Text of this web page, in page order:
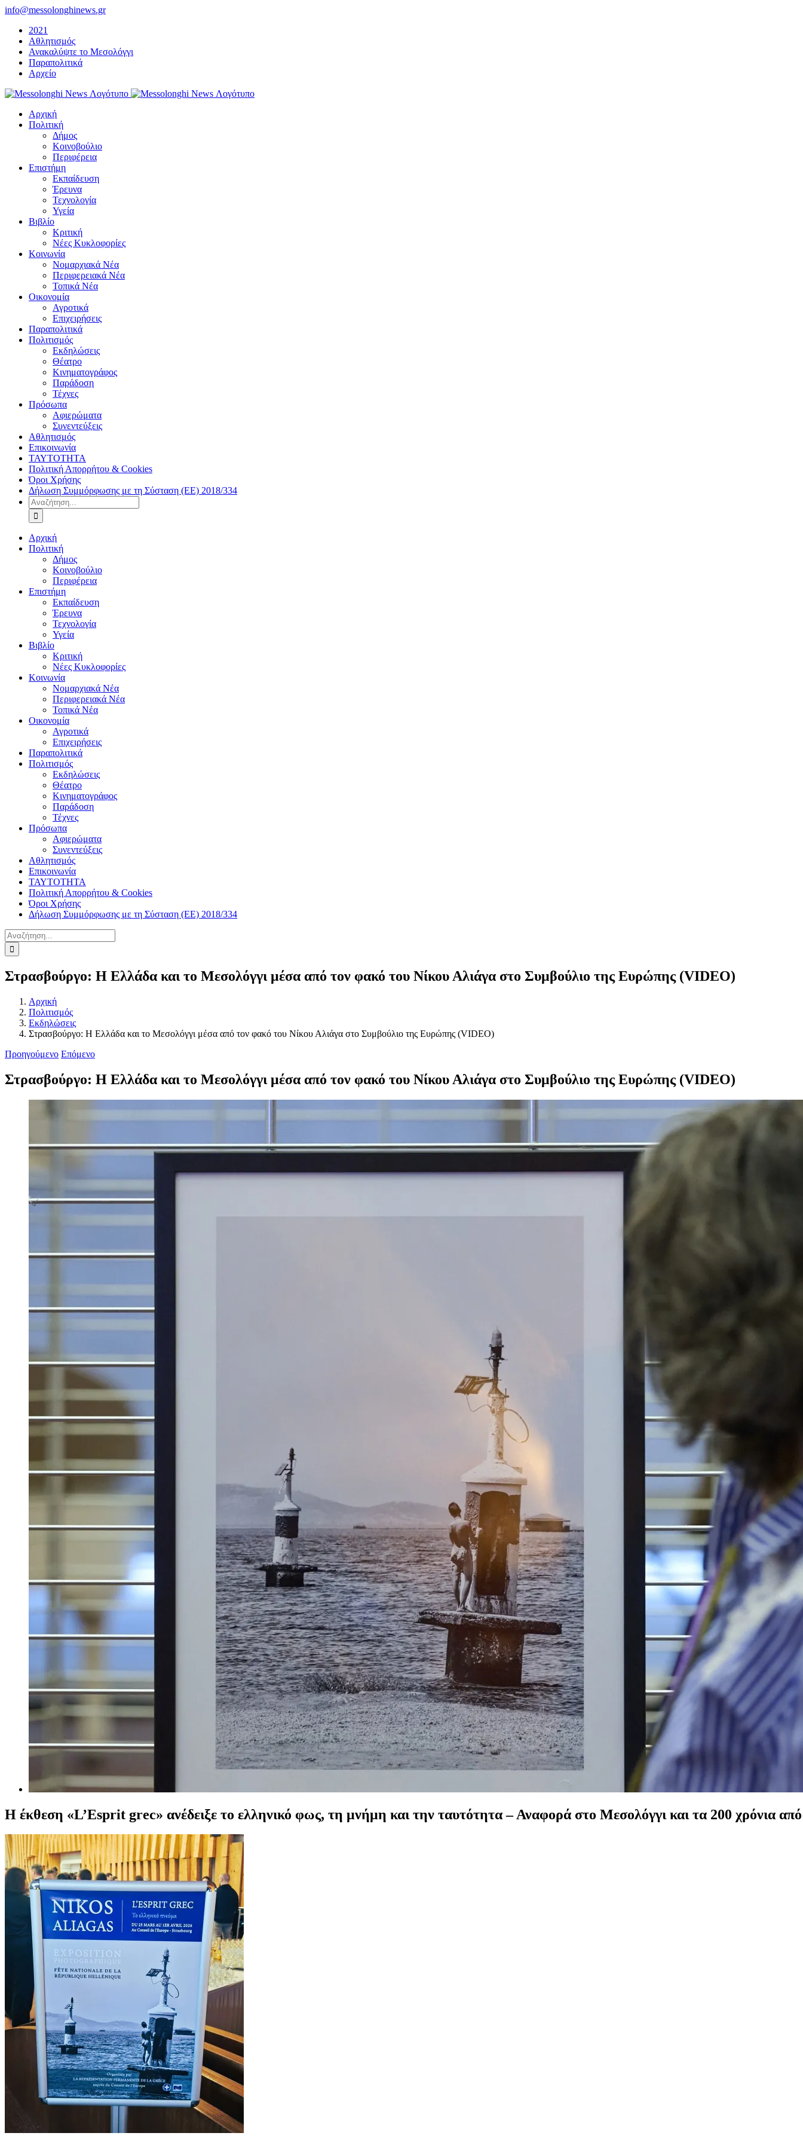
Μετάβαση
περιεχόμενο
info@messolonghinews.gr
2021
Αθλητισμός
Ανακαλύψτε το Μεσολόγγι
Παραπολιτικά
Αρχείο
Αρχική
Πολιτική
Δήμος
Κοινοβούλιο
Περιφέρεια
Επιστήμη
Εκπαίδευση
Έρευνα
Τεχνολογία
Υγεία
Βιβλίο
Κριτική
Νέες Κυκλοφορίες
Κοινωνία
Νομαρχιακά Νέα
Περιφερειακά Νέα
Τοπικά Νέα
Οικονομία
Αγροτικά
Επιχειρήσεις
Παραπολιτικά
Πολιτισμός
Εκδηλώσεις
Θέατρο
Κινηματογράφος
Παράδοση
Τέχνες
Πρόσωπα
Αφιερώματα
Συνεντεύξεις
Αθλητισμός
Επικοινωνία
ΤΑΥΤΟΤΗΤΑ
Πολιτική Απορρήτου & Cookies
Όροι Χρήσης
Δήλωση Συμμόρφωσης με τη Σύσταση (ΕΕ) 2018/334
Αναζήτηση
για:
Αρχική
Πολιτική
Δήμος
Κοινοβούλιο
Περιφέρεια
Επιστήμη
Εκπαίδευση
Έρευνα
Τεχνολογία
Υγεία
Βιβλίο
Κριτική
Νέες Κυκλοφορίες
Κοινωνία
Νομαρχιακά Νέα
Περιφερειακά Νέα
Τοπικά Νέα
Οικονομία
Αγροτικά
Επιχειρήσεις
Παραπολιτικά
Πολιτισμός
Εκδηλώσεις
Θέατρο
Κινηματογράφος
Παράδοση
Τέχνες
Πρόσωπα
Αφιερώματα
Συνεντεύξεις
Αθλητισμός
Επικοινωνία
ΤΑΥΤΟΤΗΤΑ
Πολιτική Απορρήτου & Cookies
Όροι Χρήσης
Δήλωση Συμμόρφωσης με τη Σύσταση (ΕΕ) 2018/334
Αναζήτηση
για:
Στρασβούργο: Η Ελλάδα και το Μεσολόγγι μέσα από τον φακό του Νίκου Αλιάγα στο Συμβούλιο της Ευρώπης (VIDEO)
Αρχική
Πολιτισμός
Εκδηλώσεις
Στρασβούργο: Η Ελλάδα και το Μεσολόγγι μέσα από τον φακό του Νίκου Αλιάγα στο Συμβούλιο της Ευρώπης (VIDEO)
Προηγούμενο Επόμενο
Στρασβούργο: Η Ελλάδα και το Μεσολόγγι μέσα από τον φακό του Νίκου Αλιάγα στο Συμβούλιο της Ευρώπης (VIDEO)
μεγαλύτερης
Η έκθεση «L’Esprit grec» ανέδειξε το ελληνικό φως, τη μνήμη και την ταυτότητα – Αναφορά στο Μεσολόγγι και τα 200 χρόνια